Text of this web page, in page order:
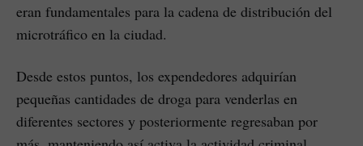
eran fundamentales para la cadena de distribución del
microtráfico en la ciudad.
Desde estos puntos, los expendedores adquirían
pequeñas cantidades de droga para venderlas en
diferentes sectores y posteriormente regresaban por